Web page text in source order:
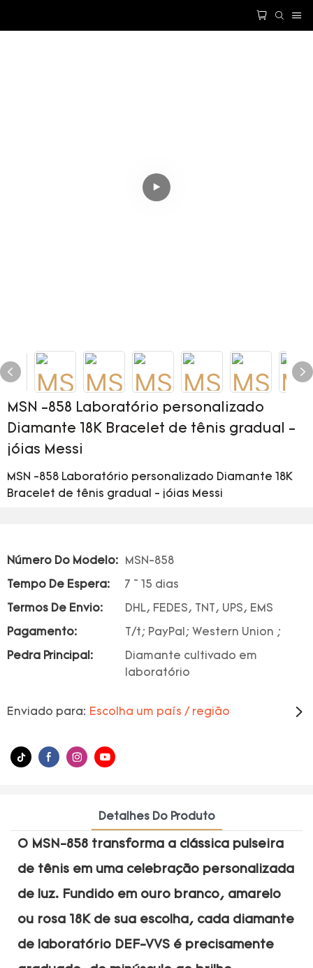
MSN -858 Laboratório personalizado
Diamante 18K Bracelet de tênis gradual -
jóias Messi
MSN -858 Laboratório personalizado Diamante 18K
Bracelet de tênis gradual - jóias Messi
Número Do Modelo: MSN-858
Tempo De Espera: 7 ~ 15 dias
Termos De Envio: DHL, FEDES, TNT, UPS, EMS
Pagamento: T/t; PayPal; Western Union ;
Pedra Principal:
Diamante cultivado em
laboratório
Enviado para: Escolha um país / região
Detalhes Do Produto
O MSN-858 transforma a clássica pulseira
de tênis em uma celebração personalizada
de luz. Fundido em ouro branco, amarelo
ou rosa 18K de sua escolha, cada diamante
de laboratório DEF-VVS é precisamente